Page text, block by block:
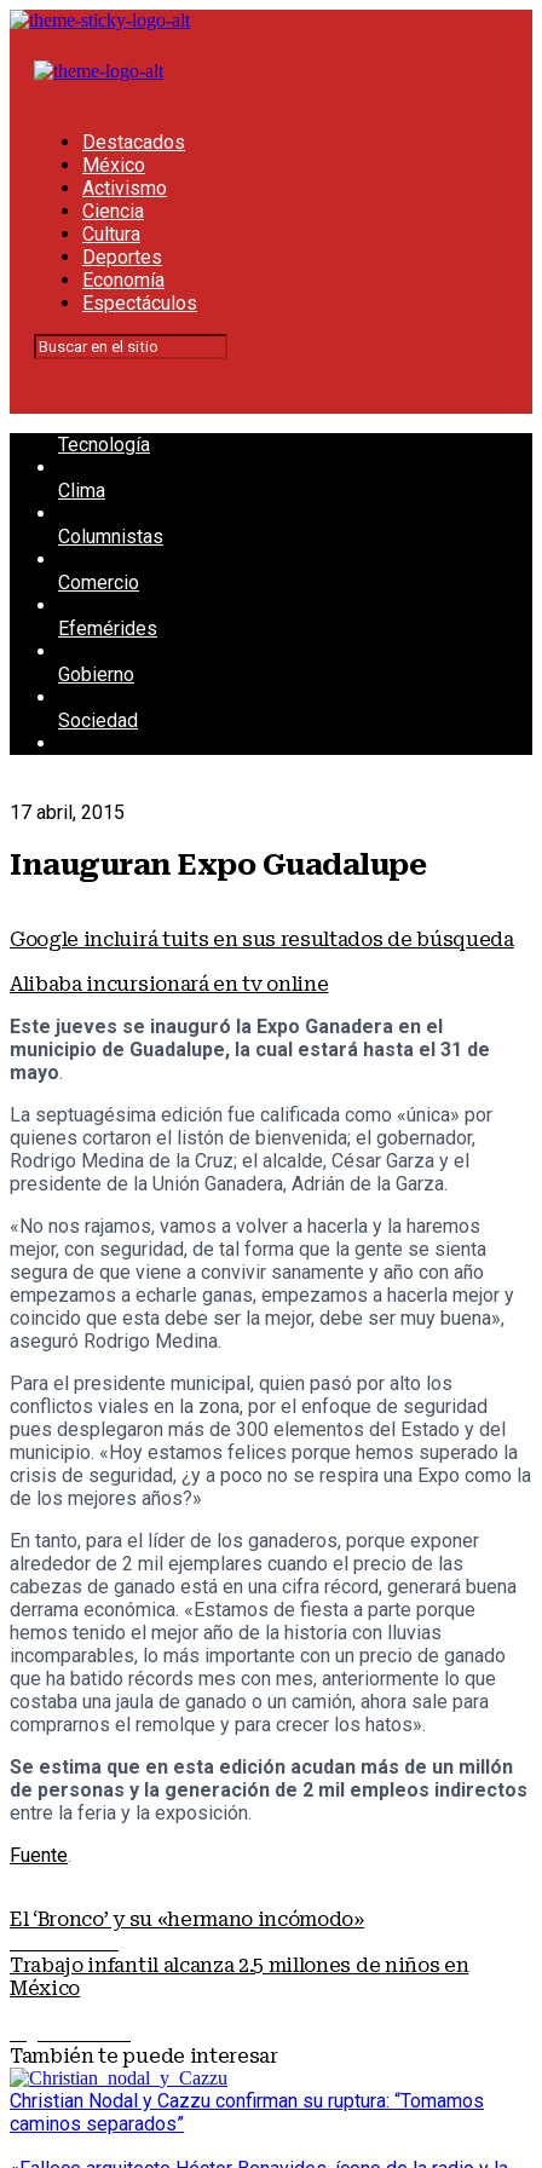
Destacados
México
Activismo
Ciencia
Cultura
Deportes
Economía
Espectáculos
Tecnología
Clima
Columnistas
Comercio
Efemérides
Gobierno
Sociedad
17 abril, 2015
Inauguran Expo Guadalupe
Google incluirá tuits en sus resultados de búsqueda
Alibaba incursionará en tv online
Este jueves se inauguró la Expo Ganadera en el
municipio de Guadalupe, la cual estará hasta el 31 de
mayo.
La septuagésima edición fue calificada como «única» por
quienes cortaron el listón de bienvenida; el gobernador,
Rodrigo Medina de la Cruz; el alcalde, César Garza y el
presidente de la Unión Ganadera, Adrián de la Garza.
«No nos rajamos, vamos a volver a hacerla y la haremos
mejor, con seguridad, de tal forma que la gente se sienta
segura de que viene a convivir sanamente y año con año
empezamos a echarle ganas, empezamos a hacerla mejor y
coincido que esta debe ser la mejor, debe ser muy buena»,
aseguró Rodrigo Medina.
Para el presidente municipal, quien pasó por alto los
conflictos viales en la zona, por el enfoque de seguridad
pues desplegaron más de 300 elementos del Estado y del
municipio. «Hoy estamos felices porque hemos superado la
crisis de seguridad, ¿y a poco no se respira una Expo como la
de los mejores años?»
En tanto, para el líder de los ganaderos, porque exponer
alrededor de 2 mil ejemplares cuando el precio de las
cabezas de ganado está en una cifra récord, generará buena
derrama económica. «Estamos de fiesta a parte porque
hemos tenido el mejor año de la historia con lluvias
incomparables, lo más importante con un precio de ganado
que ha batido récords mes con mes, anteriormente lo que
costaba una jaula de ganado o un camión, ahora sale para
comprarnos el remolque y para crecer los hatos».
Se estima que en esta edición acudan más de un millón
de personas y la generación de 2 mil empleos indirectos
entre la feria y la exposición.
Fuente.
El ‘Bronco’ y su «hermano incómodo»
Trabajo infantil alcanza 2.5 millones de niños en
México
También te puede interesar
Christian Nodal y Cazzu confirman su ruptura: “Tomamos
caminos separados”